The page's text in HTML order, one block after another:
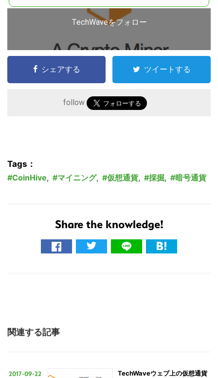
TechWaveをフォロー
シェアする ツイートする
follow
Tags：
CoinHive, マイニング, 仮想通貨, 採掘, 暗号通貨
Share the knowledge!
関連する記事
2017-09-22
TechWaveウェブ上の仮想通貨